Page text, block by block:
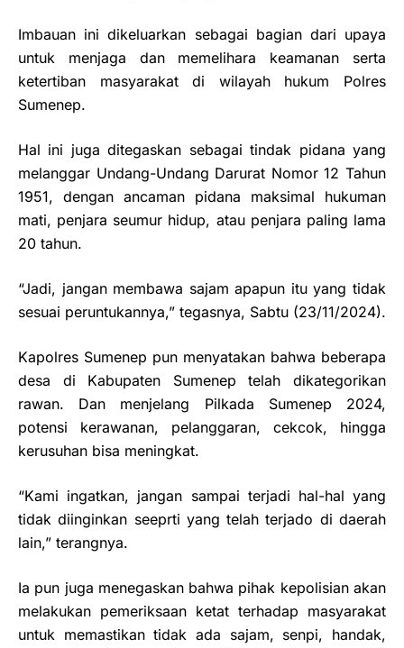
Imbauan ini dikeluarkan sebagai bagian dari upaya
untuk menjaga dan memelihara keamanan serta
ketertiban masyarakat di wilayah hukum Polres
Sumenep.
Hal ini juga ditegaskan sebagai tindak pidana yang
melanggar Undang-Undang Darurat Nomor 12 Tahun
1951, dengan ancaman pidana maksimal hukuman
mati, penjara seumur hidup, atau penjara paling lama
20 tahun.
“Jadi, jangan membawa sajam apapun itu yang tidak
sesuai peruntukannya,” tegasnya, Sabtu (23/11/2024).
Kapolres Sumenep pun menyatakan bahwa beberapa
desa di Kabupaten Sumenep telah dikategorikan
rawan. Dan menjelang Pilkada Sumenep 2024,
potensi kerawanan, pelanggaran, cekcok, hingga
kerusuhan bisa meningkat.
“Kami ingatkan, jangan sampai terjadi hal-hal yang
tidak diinginkan seeprti yang telah terjado di daerah
lain,” terangnya.
Ia pun juga menegaskan bahwa pihak kepolisian akan
melakukan pemeriksaan ketat terhadap masyarakat
untuk memastikan tidak ada sajam, senpi, handak,